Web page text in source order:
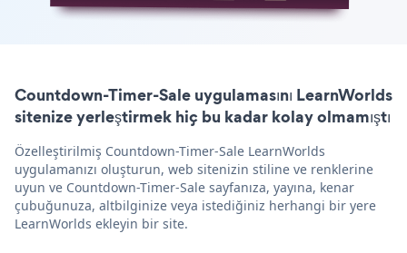
Countdown-Timer-Sale uygulamasını LearnWorlds
sitenize yerleştirmek hiç bu kadar kolay olmamıştı
Özelleştirilmiş Countdown-Timer-Sale LearnWorlds
uygulamanızı oluşturun, web sitenizin stiline ve renklerine
uyun ve Countdown-Timer-Sale sayfanıza, yayına, kenar
çubuğunuza, altbilginize veya istediğiniz herhangi bir yere
LearnWorlds ekleyin bir site.